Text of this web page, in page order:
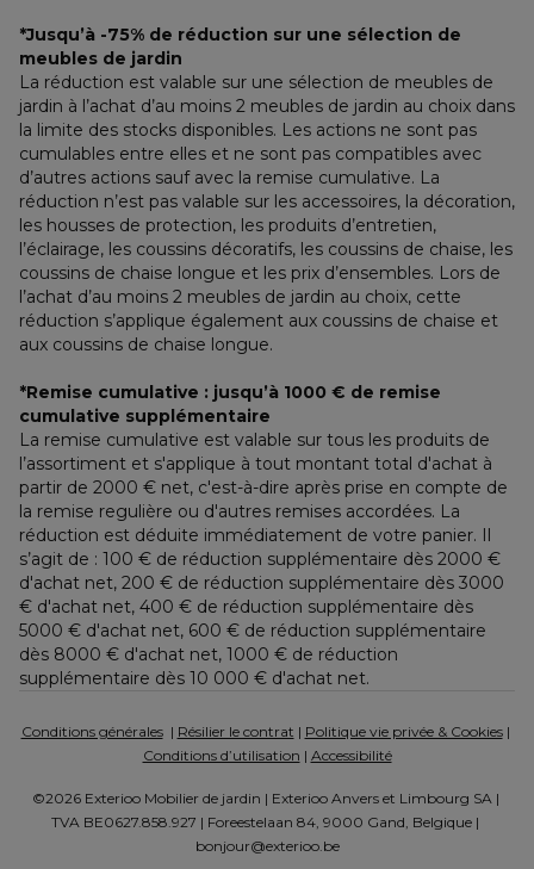
*Jusqu’à -75% de réduction sur une sélection de
meubles de jardin
La réduction est valable sur une sélection de meubles de
jardin à l’achat d’au moins 2 meubles de jardin au choix dans
la limite des stocks disponibles. Les actions ne sont pas
cumulables entre elles et ne sont pas compatibles avec
d’autres actions sauf avec la remise cumulative. La
réduction n’est pas valable sur les accessoires, la décoration,
les housses de protection, les produits d’entretien,
l’éclairage, les coussins décoratifs, les coussins de chaise, les
coussins de chaise longue et les prix d’ensembles. Lors de
l’achat d’au moins 2 meubles de jardin au choix, cette
réduction s’applique également aux coussins de chaise et
aux coussins de chaise longue.
*Remise cumulative : jusqu’à 1000 € de remise
cumulative supplémentaire
La remise cumulative est valable sur tous les produits de
l’assortiment et s'applique à tout montant total d'achat à
partir de 2000 € net, c'est-à-dire après prise en compte de
la remise regulière ou d'autres remises accordées. La
réduction est déduite immédiatement de votre panier. Il
s’agit de : 100 € de réduction supplémentaire dès 2000 €
d'achat net, 200 € de réduction supplémentaire dès 3000
€ d'achat net, 400 € de réduction supplémentaire dès
5000 € d'achat net, 600 € de réduction supplémentaire
dès 8000 € d'achat net, 1000 € de réduction
supplémentaire dès 10 000 € d'achat net.
Conditions générales
  |
Résilier le contrat | Politique vie privée & Cookies
Conditions d’utilisation | Accessibilité
©2026 Exterioo Mobilier de jardin | Exterioo Anvers et Limbourg SA |
bonjour@exterioo.be